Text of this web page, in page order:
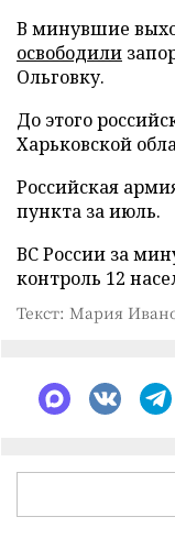
В минувшие
освободили
Ольговку.
До этого
Харьковской
Российская
пункта за июль.
ВС России за
контроль 12
Текст: Мария